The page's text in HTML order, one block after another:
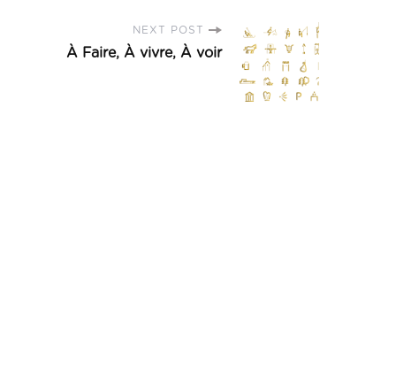
NEXT POST
À Faire, À vivre, À voir